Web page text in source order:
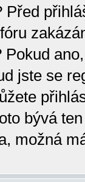
Před
jste se
bývá
možná